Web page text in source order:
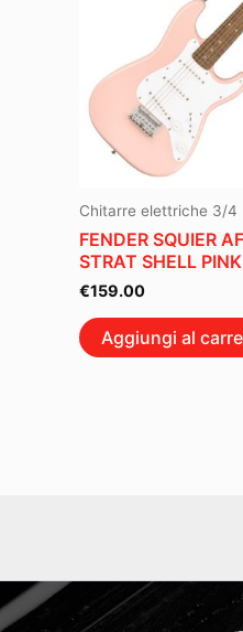
Chitarre elettriche 3/4
FENDER SQUIER
STRAT SHELL PINK
€159.00
Aggiungi al